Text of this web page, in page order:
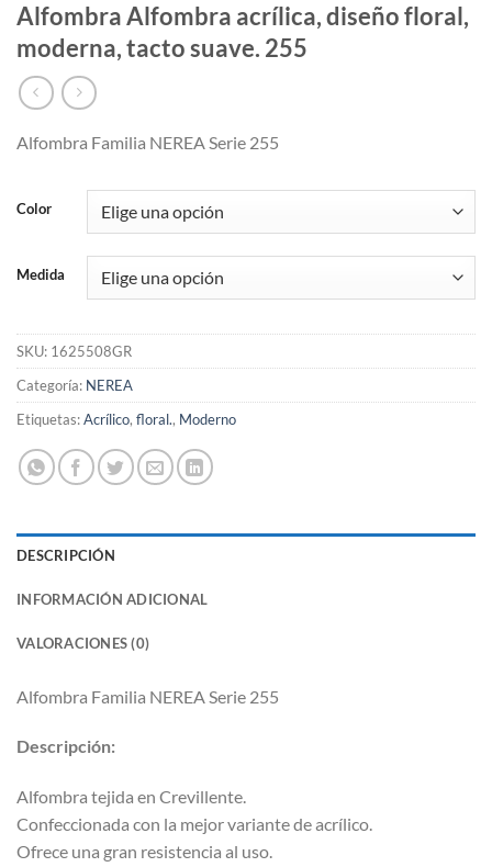
Alfombra Alfombra acrílica, diseño floral,
moderna, tacto suave. 255
Alfombra Familia NEREA Serie 255
Color
Medida
SKU: 1625508GR
Categoría: NEREA
Etiquetas:Acrílico, floral., Moderno
DESCRIPCIÓN
INFORMACIÓN ADICIONAL
VALORACIONES (0)
Alfombra Familia NEREA Serie 255
Descripción:
Alfombra tejida en Crevillente.
Confeccionada con la mejor variante de acrílico.
Ofrece una gran resistencia al uso.